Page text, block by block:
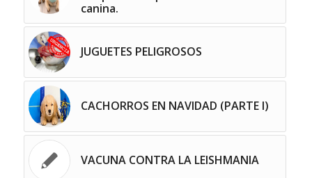
canina.
JUGUETES PELIGROSOS
CACHORROS EN NAVIDAD (PARTE I)
VACUNA CONTRA LA LEISHMANIA